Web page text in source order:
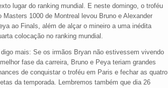
lugar do ranking mundial. E neste domingo, o troféu
Masters 1000 de Montreal levou Bruno e Alexander
ao Finals, além de alçar o mineiro a uma inédita
colocação no ranking mundial.
digo mais: Se os irmãos Bryan não estivessem vivendo
fase da carreira, Bruno e Peya teriam grandes
de conquistar o troféu em Paris e fechar as quatro
da temporada. Lembremos também que dia 26